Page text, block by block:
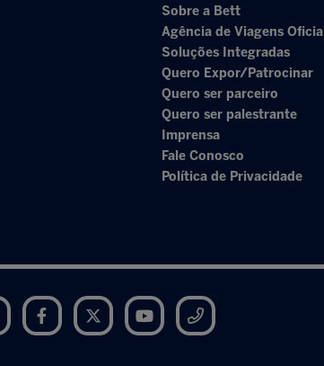
Sobre a Bett
Agência de Viagens Oficial
Soluções Integradas
Quero Expor/Patrocinar
Quero ser parceiro
Quero ser palestrante
Imprensa
Fale Conosco
Política de Privacidade
LinkedIn Facebook Twitter YouTube